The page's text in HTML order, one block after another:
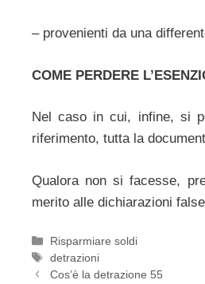
– provenienti da una
COME PERDERE
Nel caso in cui, infine, si
riferimento, tutta la
Qualora non si facesse,
merito alle dichiarazioni
Categorie
Risparmiare soldi
Tag
detrazioni
Cos’è la detrazione 55